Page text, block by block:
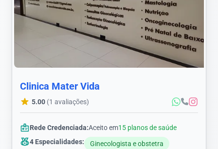
Clinica Mater Vida
5.00 (1 avaliações)
Rede Credenciada:Aceito em15 planos de saúde
4 Especialidades:
Ginecologista e obstetra